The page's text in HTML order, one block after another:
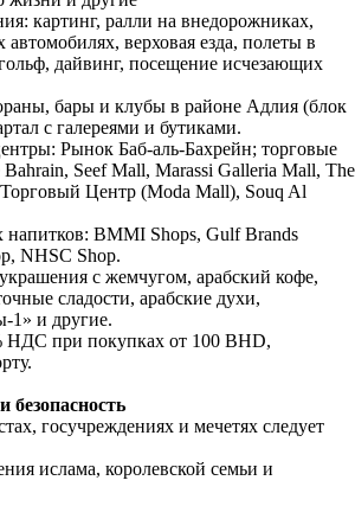
картинг, ралли на внедорожниках,
верховая езда, полеты в
дайвинг, посещение исчезающих
бары и клубы в районе Адлия (блок
с галереями и бутиками.
Рынок Баб-аль-Бахрейн; торговые
Seef Mall, Marassi Galleria Mall, The
Центр (Moda Mall), Souq Al
BMMI Shops, Gulf Brands
NHSC Shop.
с жемчугом, арабский кофе,
сладости, арабские духи,
1» и другие.
НДС при покупках от 100 BHD,
госучреждениях и мечетях следует
ислама, королевской семьи и